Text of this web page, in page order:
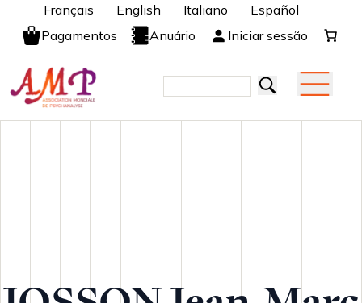
Français English Italiano
Español
Pagamentos
Anuário Iniciar sessão